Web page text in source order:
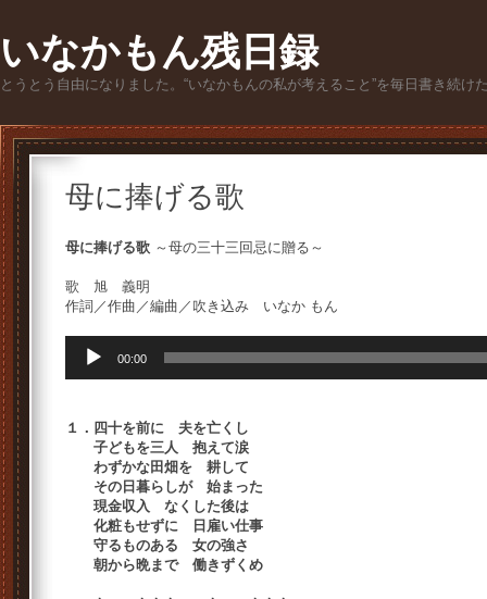
いなかもん残日録
とうとう自由になりました。“いなかもんの私が考えること”を毎日書き続け
母に捧げる歌
母に捧げる歌 ～母の三十三回忌に贈る～
歌 旭 義明
作詞／作曲／編曲／吹き込み いなか もん
プ
ー
00:00
１．四十を前に 夫を亡くし
子どもを三人 抱えて涙
わずかな田畑を 耕して
その日暮らしが 始まった
現金収入 なくした後は
化粧もせずに 日雇い仕事
守るものある 女の強さ
朝から晩まで 働きずくめ